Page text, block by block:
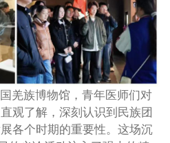
羌族博物馆，青年医师们对
观了解，深刻认识到民族团
各个时期的重要性。这场沉